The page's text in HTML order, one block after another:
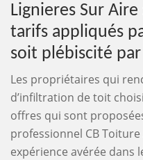
Lignieres Sur Aire
tarifs appliqués
soit plébiscité
Les propriétaires qui
d’infiltration de toit
offres qui sont
professionnel CB
expérience avérée dans